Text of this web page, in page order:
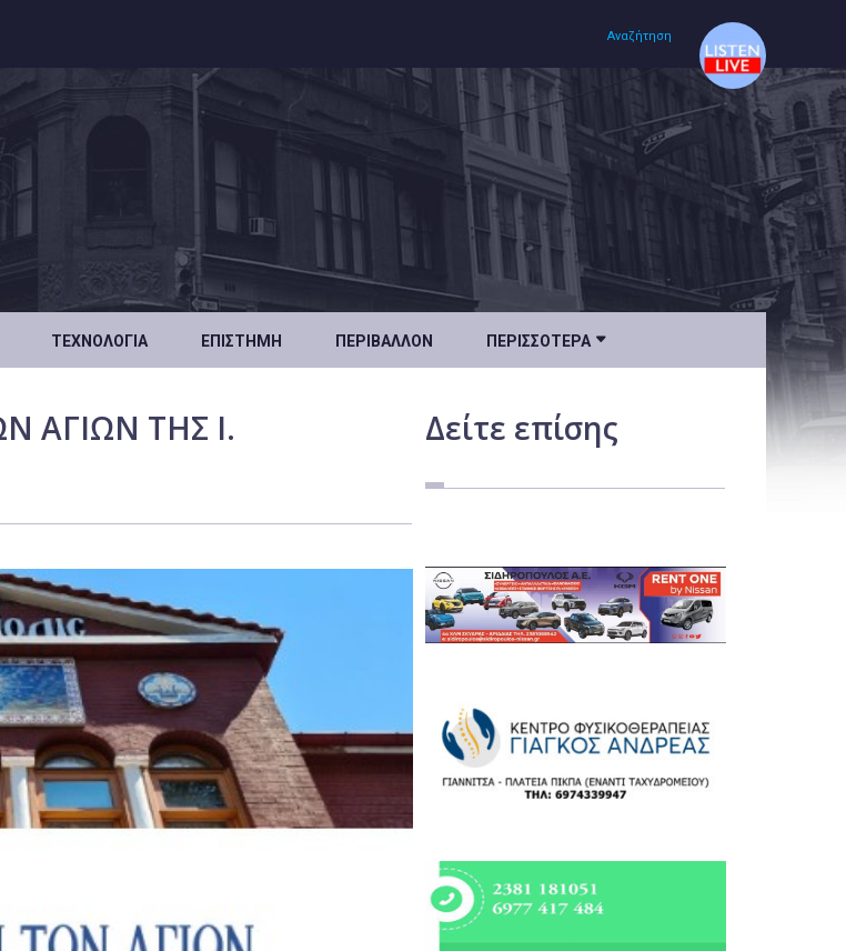
Αναζήτηση
ΤΕΧΝΟΛΟΓΊΑ ΕΠΙΣΤΉΜΗ ΠΕΡΙΒΆΛΛΟΝ ΠΕΡΙΣΣΌΤΕΡΑ 
ΑΓΙΩΝ ΤΗΣ Ι. Δείτε επίσης
Αρχική
Πολιτισμός
Υγεία
Ταξίδια
Επιστήμη
Περιβάλλον
Κόσμος
Τοπικά
Πολιτική
Αθλητικά